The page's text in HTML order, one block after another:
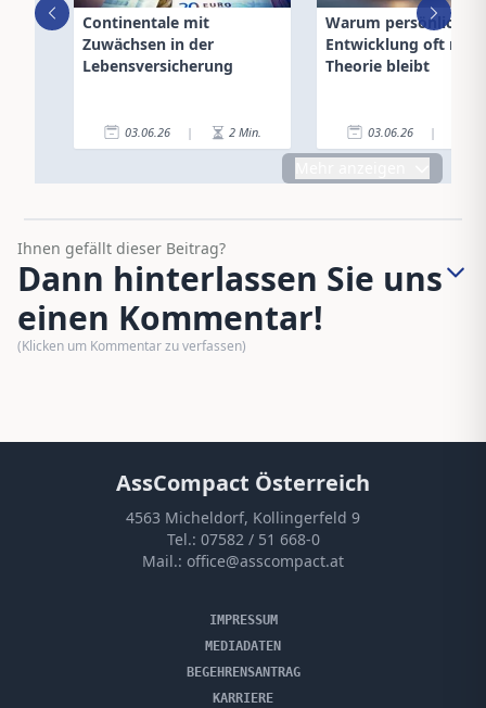
Continentale mit
Zuwächsen in der
Lebensversicherung
03.06.26 | 2 Min.
Warum persönliche
Entwicklung oft nur
Theorie bleibt
03.06.26 |
Ihnen gefällt dieser Beitrag?
Dann hinterlassen Sie uns
einen Kommentar!
(Klicken um Kommentar zu verfassen)
AssCompact Österreich
4563 Micheldorf, Kollingerfeld 9
Tel.: 07582 / 51 668-0
Mail.: office@asscompact.at
IMPRESSUM
MEDIADATEN
BEGEHRENSANTRAG
KARRIERE